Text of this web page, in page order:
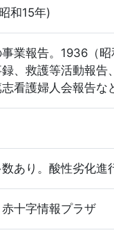
和15年)
業報告。1936（
、救護等活動報告
看護婦人会報告
あり。酸性劣化進
十字情報プラザ